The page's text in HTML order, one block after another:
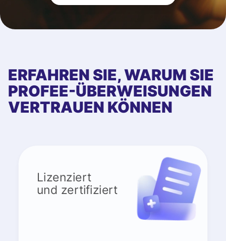
ERFAHREN SIE, WARUM SIE
PROFEE-ÜBERWEISUNGEN
VERTRAUEN KÖNNEN
Lizenziert
und zertifiziert